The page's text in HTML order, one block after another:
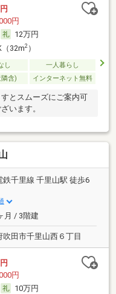
円
12万円
（32m2）
し
一人暮らし
含) インターネット無料
とスムーズにご案内可
います。
鉄千里線 千里山駅 徒歩6
月 / 3階建
吹田市千里山西６丁目
円
10万円